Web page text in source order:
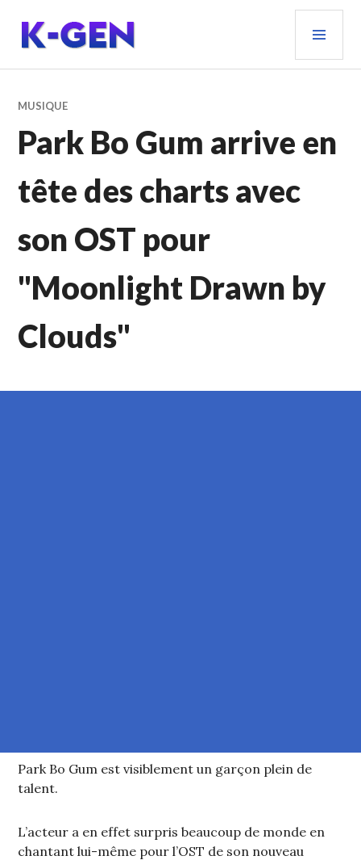
contenu
principal
K-GEN
MUSIQUE
Park Bo Gum arrive en
tête des charts avec
son OST pour
"Moonlight Drawn by
Clouds"
Park Bo Gum est visiblement un garçon plein de
talent.
L’acteur a en effet surpris beaucoup de monde en
chantant lui-même pour l’OST de son nouveau